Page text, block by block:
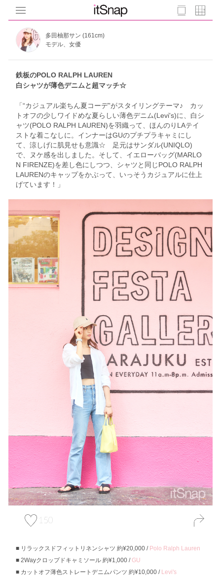
多田柚那サン (161cm)
モデル、女優
鉄板のPOLO RALPH LAUREN
白シャツが薄色デニムと超マッチ☆
「“カジュアル楽ちん夏コーデ”がスタイリングテーマ♪ カッ
トオフの少しワイドめな夏らしい薄色デニム(Levi's)に、白シ
ャツ(POLO RALPH LAUREN)を羽織って、ほんのりLAテイ
ストな着こなしに。インナーはGUのプチプラキャミにし
て、涼しげに肌見せも意識☆ 足元はサンダル(UNIQLO)
で、ヌケ感を出しました。そして、イエローバッグ(MARLO
N FIRENZE)を差し色にしつつ、シャツと同じPOLO RALPH
LAURENのキャップをかぶって、いっそうカジュアルに仕上
げています！」
150
リラックスドフィットリネンシャツ 約¥20,000 / Polo Ralph Lauren
2Wayクロップドキャミソール 約¥1,000 /GU
カットオフ薄色ストレートデニムパンツ 約¥10,000 / Levi's